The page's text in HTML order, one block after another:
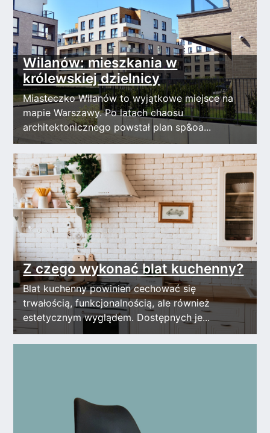
Wilanów: mieszkania w
królewskiej dzielnicy
Miasteczko Wilanów to wyjątkowe miejsce na
mapie Warszawy. Po latach chaosu
architektonicznego powstał plan sp&oa...
Z czego wykonać blat kuchenny?
Blat kuchenny powinien cechować się
trwałością, funkcjonalnością, ale również
estetycznym wyglądem. Dostępnych je...